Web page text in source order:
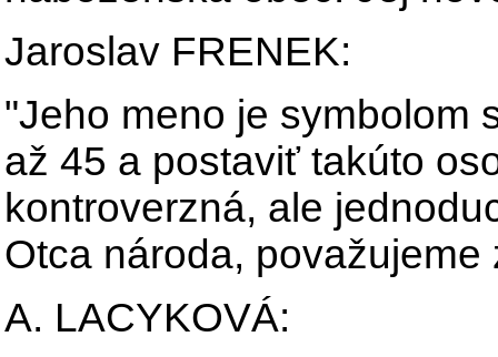
Jaroslav FRENEK:
"Jeho meno je symbolom
až 45 a postaviť takúto
kontroverzná, ale
Otca národa,
A. LACYKOVÁ: